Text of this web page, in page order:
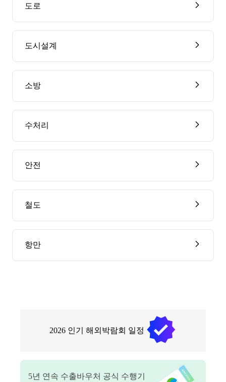
도로
도시설계
소방
수처리
안전
철도
항만
2026 인기 해외박람회 일정
5년 연속 수출바우처 공식 수행기